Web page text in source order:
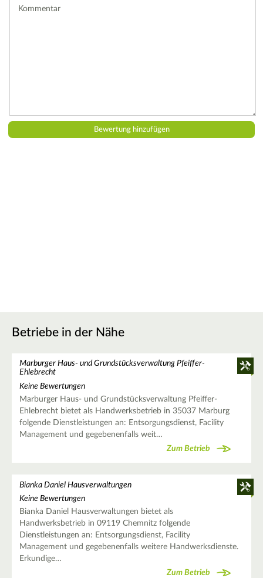
Betriebe in der Nähe
Marburger Haus- und Grundstücksverwaltung Pfeiffer-
Ehlebrecht
Keine Bewertungen
Marburger Haus- und Grundstücksverwaltung Pfeiffer-
Ehlebrecht bietet als Handwerksbetrieb in 35037 Marburg
folgende Dienstleistungen an: Entsorgungsdienst, Facility
Management und gegebenenfalls weit…
Zum Betrieb
Bianka Daniel Hausverwaltungen
Keine Bewertungen
Bianka Daniel Hausverwaltungen bietet als
Handwerksbetrieb in 09119 Chemnitz folgende
Dienstleistungen an: Entsorgungsdienst, Facility
Management und gegebenenfalls weitere Handwerksdienste.
Erkundige…
Zum Betrieb